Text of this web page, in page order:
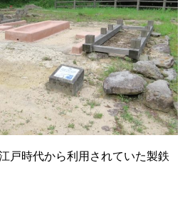
戸時代から利用されていた製鉄